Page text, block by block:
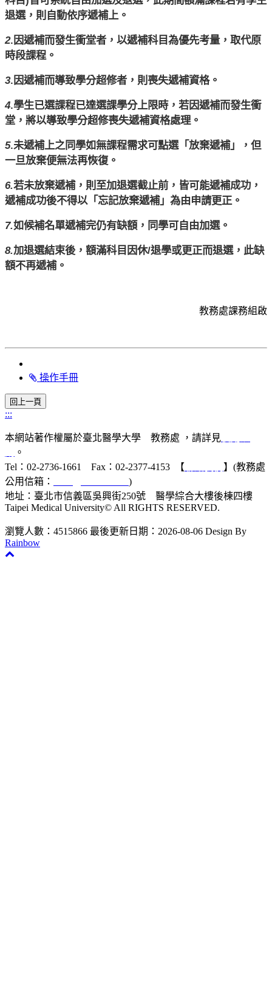
退選，則自動依序遞補上。
2.因遞補而發生衝堂者，以遞補科目為優先考量，取代原
時段課程。
3.因遞補而導致學分超修者，則喪失遞補資格。
4.學生已選課程已達選課學分上限時，若因遞補而發生衝
堂，將以導致學分超修喪失遞補資格處理。
5.未遞補上之同學如無課程需求可點選「放棄遞補」，但
一旦放棄便無法再恢復。
6.若未放棄遞補，則至加退選截止前，皆可能遞補成功，
遞補成功後不得以「忘記放棄遞補」為由申請更正。
7.如候補名單遞補完仍有缺額，同學可自由加選。
8.加退選結束後，額滿科目因休/退學或更正而退選，此缺
額不再遞補。
教務處課務組啟
操作手冊
:::
本網站著作權屬於臺北醫學大學 教務處 ，請詳見
。
Tel：02-2736-1661 Fax：02-2377-4153 【
】(教務處
公用信箱：
)
地址：臺北市信義區吳興街250號 醫學綜合大樓後棟四樓
Taipei Medical University© All RIGHTS RESERVED.
瀏覽人數：4515866 最後更新日期：2026-08-06 Design By
Rainbow